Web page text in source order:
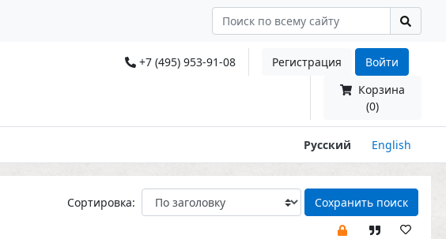
+7 (495) 953-91-08 Регистрация
Войти
Корзина
(0)
Русский English
Сортировка: Сохранить поиск